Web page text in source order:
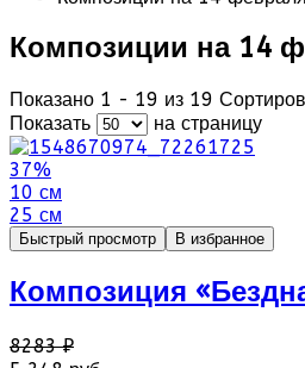
Композиции на 14
Показано 1 - 19 из 19
Показать
на страницу
37%
10 см
25 см
Быстрый просмотр В избранное
Композиция
8283 ₽